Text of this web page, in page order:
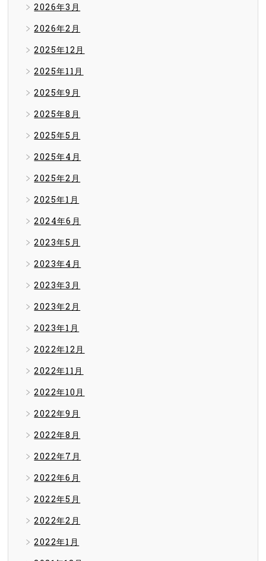
2026年3月
2026年2月
2025年12月
2025年11月
2025年9月
2025年8月
2025年5月
2025年4月
2025年2月
2025年1月
2024年6月
2023年5月
2023年4月
2023年3月
2023年2月
2023年1月
2022年12月
2022年11月
2022年10月
2022年9月
2022年8月
2022年7月
2022年6月
2022年5月
2022年2月
2022年1月